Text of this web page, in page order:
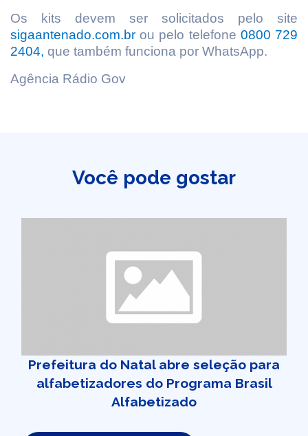
Os kits devem ser solicitados pelo site
sigaantenado.com.br ou pelo telefone 0800 729
2404, que também funciona por WhatsApp.
Agência Rádio Gov
Você pode gostar
Prefeitura do Natal abre seleção para
alfabetizadores do Programa Brasil
Alfabetizado